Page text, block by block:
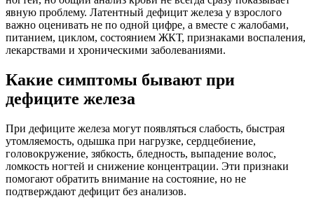
явную проблему. Латентный дефицит железа у взрослого
важно оценивать не по одной цифре, а вместе с жалобами,
питанием, циклом, состоянием ЖКТ, признаками воспаления,
лекарствами и хроническими заболеваниями.
Какие симптомы бывают при
дефиците железа
При дефиците железа могут появляться слабость, быстрая
утомляемость, одышка при нагрузке, сердцебиение,
головокружение, зябкость, бледность, выпадение волос,
ломкость ногтей и снижение концентрации. Эти признаки
помогают обратить внимание на состояние, но не
подтверждают дефицит без анализов.